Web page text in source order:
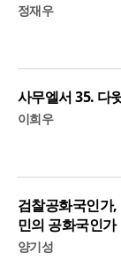
정재우
사무엘서 35. 다
이희우
검찰공화국인가
민의 공화국인가
양기성